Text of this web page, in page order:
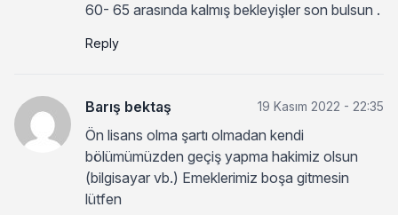
60- 65 arasında kalmış bekleyişler son bulsun .
Reply
Barış bektaş 19 Kasım 2022 - 22:35
Ön lisans olma şartı olmadan kendi
bölümümüzden geçiş yapma hakimiz olsun
(bilgisayar vb.) Emeklerimiz boşa gitmesin
lütfen